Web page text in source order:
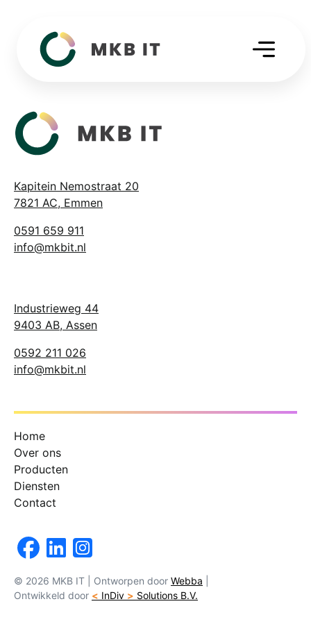
Home
Over ons
Producten
Diensten
Contact
Kapitein Nemostraat 20
7821 AC, Emmen
0591 659 911
info@mkbit.nl
Industrieweg 44
9403 AB, Assen
0592 211 026
info@mkbit.nl
© 2026 MKB IT Ontworpen door Webba
Ontwikkeld door < InDiv > Solutions B.V.